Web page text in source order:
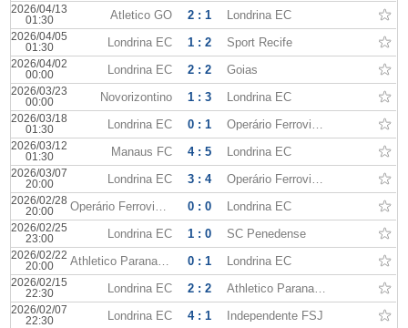
2026/04/13
01:30
Atletico GO 2 : 1 Londrina EC
2026/04/05
01:30
Londrina EC 1 : 2 Sport Recife
2026/04/02
00:00
Londrina EC 2 : 2 Goias
2026/03/23
00:00
Novorizontino 1 : 3 Londrina EC
2026/03/18
01:30
Londrina EC 0 : 1 Operário Ferroviário
2026/03/12
01:30
Manaus FC 4 : 5 Londrina EC
2026/03/07
20:00
Londrina EC 3 : 4 Operário Ferroviário
2026/02/28
20:00
Operário Ferroviário 0 : 0 Londrina EC
2026/02/25
23:00
Londrina EC 1 : 0 SC Penedense
2026/02/22
20:00
Athletico Paranaense 0 : 1 Londrina EC
2026/02/15
22:30
Londrina EC 2 : 2 Athletico Paranaense
2026/02/07
22:30
Londrina EC 4 : 1 Independente FSJ